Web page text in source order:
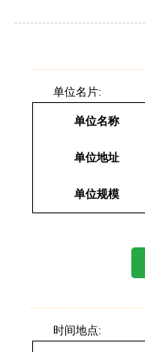
单位名片:
单位名称
单位地址
单位规模
时间地点: